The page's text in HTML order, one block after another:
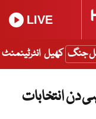
LIVE
جنگ کھیل انٹرٹینمنٹ
دن انتخابات